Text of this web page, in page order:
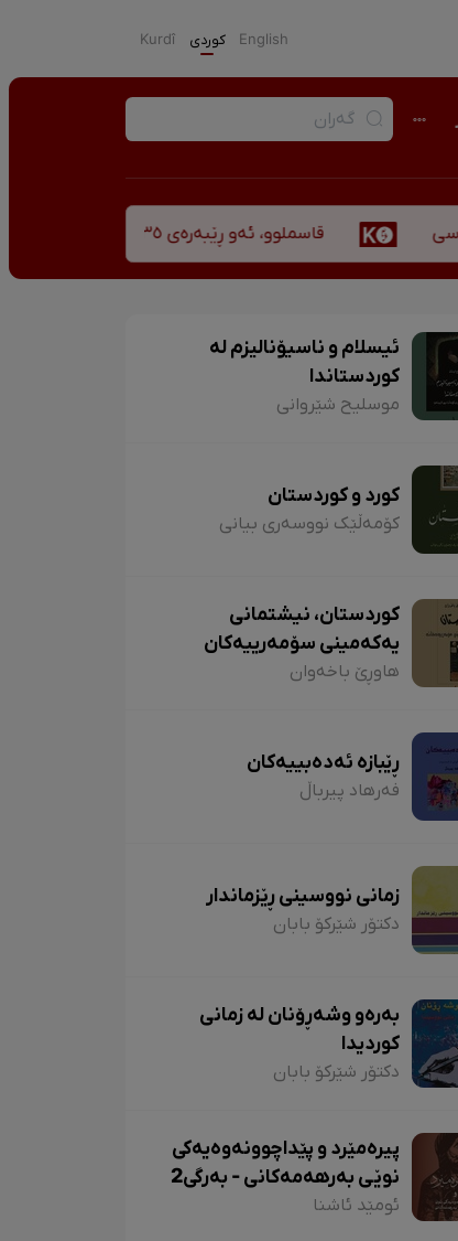
English كوردی Kurdî
قاسملوو، ئەو ڕێبەرەی ٣٥ ساڵ پاش شەهید بوونیشی ڕێبازەکەی هەر زیندووە
ئیسلام و ناسیۆنالیزم لە
کوردستاندا
موسلیح شێروانی
کورد و کوردستان
کۆمەڵێک نووسەری بیانی
کوردستان، نیشتمانی
یەکەمینی سۆمەرییەکان
هاوڕێ باخەوان
ڕێبازە ئەدەبییەکان
فەرهاد پیرباڵ
زمانی نووسینی ڕێزماندار
دکتۆر شێرکۆ بابان
بەرەو وشەڕۆنان لە زمانی
کوردیدا
دکتۆر شێرکۆ بابان
پیرەمێرد و پێداچوونەوەیەکی
نوێی بەرهەمەکانی - بەرگی2
ئومێد ئاشنا